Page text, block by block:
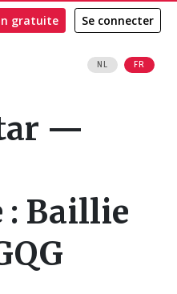
NL FR
gratuite Se connecter
—
: Baillie